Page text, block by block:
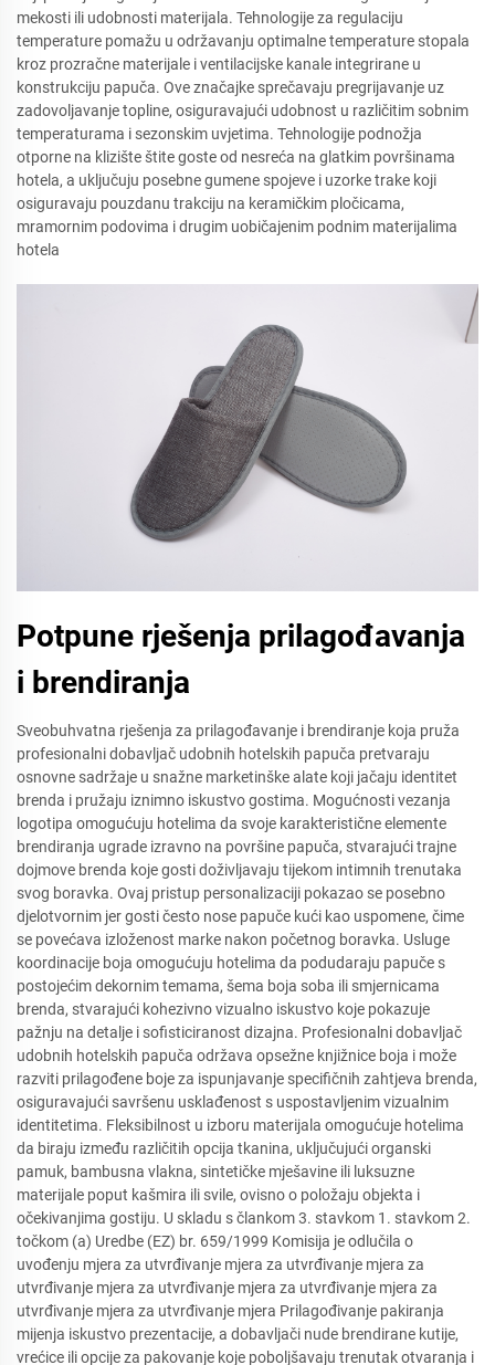
mekosti ili udobnosti materijala. Tehnologije za regulaciju
temperature pomažu u održavanju optimalne temperature stopala
kroz prozračne materijale i ventilacijske kanale integrirane u
konstrukciju papuča. Ove značajke sprečavaju pregrijavanje uz
zadovoljavanje topline, osiguravajući udobnost u različitim sobnim
temperaturama i sezonskim uvjetima. Tehnologije podnožja
otporne na klizište štite goste od nesreća na glatkim površinama
hotela, a uključuju posebne gumene spojeve i uzorke trake koji
osiguravaju pouzdanu trakciju na keramičkim pločicama,
mramornim podovima i drugim uobičajenim podnim materijalima
hotela
Potpune rješenja prilagođavanja
i brendiranja
Sveobuhvatna rješenja za prilagođavanje i brendiranje koja pruža
profesionalni dobavljač udobnih hotelskih papuča pretvaraju
osnovne sadržaje u snažne marketinške alate koji jačaju identitet
brenda i pružaju iznimno iskustvo gostima. Mogućnosti vezanja
logotipa omogućuju hotelima da svoje karakteristične elemente
brendiranja ugrade izravno na površine papuča, stvarajući trajne
dojmove brenda koje gosti doživljavaju tijekom intimnih trenutaka
svog boravka. Ovaj pristup personalizaciji pokazao se posebno
djelotvornim jer gosti često nose papuče kući kao uspomene, čime
se povećava izloženost marke nakon početnog boravka. Usluge
koordinacije boja omogućuju hotelima da podudaraju papuče s
postojećim dekornim temama, šema boja soba ili smjernicama
brenda, stvarajući kohezivno vizualno iskustvo koje pokazuje
pažnju na detalje i sofisticiranost dizajna. Profesionalni dobavljač
udobnih hotelskih papuča održava opsežne knjižnice boja i može
razviti prilagođene boje za ispunjavanje specifičnih zahtjeva brenda,
osiguravajući savršenu usklađenost s uspostavljenim vizualnim
identitetima. Fleksibilnost u izboru materijala omogućuje hotelima
da biraju između različitih opcija tkanina, uključujući organski
pamuk, bambusna vlakna, sintetičke mješavine ili luksuzne
materijale poput kašmira ili svile, ovisno o položaju objekta i
očekivanjima gostiju. U skladu s člankom 3. stavkom 1. stavkom 2.
točkom (a) Uredbe (EZ) br. 659/1999 Komisija je odlučila o
uvođenju mjera za utvrđivanje mjera za utvrđivanje mjera za
utvrđivanje mjera za utvrđivanje mjera za utvrđivanje mjera za
utvrđivanje mjera za utvrđivanje mjera Prilagođivanje pakiranja
mijenja iskustvo prezentacije, a dobavljači nude brendirane kutije,
vrećice ili opcije za pakovanje koje poboljšavaju trenutak otvaranja i